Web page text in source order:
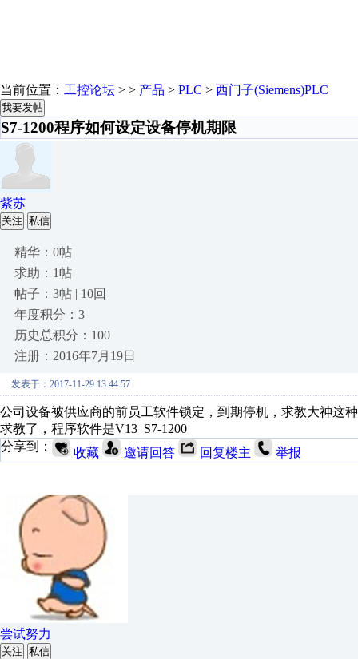
当前位置： 工控论坛 > > 产品 > PLC > 西门子(Siemens)PLC
我要发帖
S7-1200程序如何设定设备停机期限
紫苏
关注 私信
精华：0帖
求助：1帖
帖子：3帖 | 10回
年度积分：3
历史总积分：100
注册：2016年7月19日
发表于：2017-11-29 13:44:57
公司设备被供应商的前员工软件锁定，到期停机，求教大神这
求教了，程序软件是V13 S7-1200
分享到：
收藏 邀请回答 回复楼主 举报
尝试努力
关注 私信